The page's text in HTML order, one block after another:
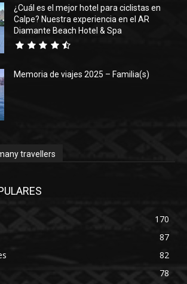
¿Cuál es el mejor hotel para ciclistas en
Calpe? Nuestra experiencia en el AR
Diamante Beach Hotel & Spa
Memoria de viajes 2025 – Familia(s)
travellers
170
87
82
78